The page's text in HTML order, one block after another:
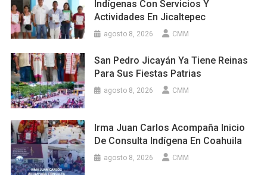
Indígenas Con Servicios Y
Actividades En Jicaltepec
agosto 8, 2026 CMM
San Pedro Jicayán Ya Tiene Reinas
Para Sus Fiestas Patrias
agosto 8, 2026 CMM
Irma Juan Carlos Acompaña Inicio
De Consulta Indígena En Coahuila
agosto 8, 2026 CMM